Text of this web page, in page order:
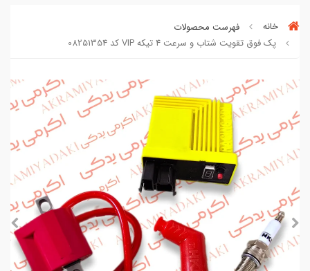
خانه
فهرست محصولات
پک فوق تقویت شتاب و سرعت 4 تیکه VIP کد 08251354